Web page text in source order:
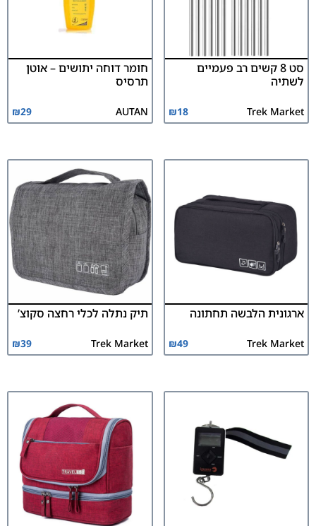
סט 8 קשים רב פעמיים
לשתיה
Trek Market
₪18
חומר דוחה יתושים – אוטן
תרסיס
AUTAN
₪29
ארגונית הלבשה תחתונה
Trek Market
₪49
תיק נתלה לכלי רחצה סקוצ’
Trek Market
₪39